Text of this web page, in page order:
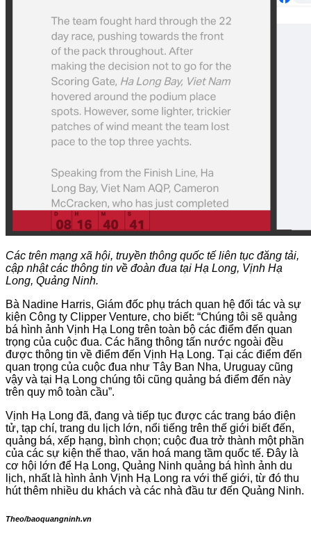
Các trên mạng xã hội, truyền thông quốc tế liên tục đăng tải,
cập nhật các thông tin về đoàn đua tại Hạ Long, Vịnh Hạ
Long, Quảng Ninh.
Bà Nadine Harris, Giám đốc phụ trách quan hệ đối tác và sự
kiện Công ty Clipper Venture, cho biết: “Chúng tôi sẽ quảng
bá hình ảnh Vịnh Hạ Long trên toàn bộ các điểm đến quan
trọng của cuộc đua. Các hãng thông tấn nước ngoài đều
được thông tin về điểm đến Vịnh Hạ Long. Tại các điểm đến
quan trọng của cuộc đua như Tây Ban Nha, Uruguay cũng
vậy và tại Hạ Long chúng tôi cũng quảng bá điểm đến này
trên quy mô toàn cầu”.
Vịnh Hạ Long đã, đang và tiếp tục được các trang báo điện
tử, tạp chí, trang du lịch lớn, nổi tiếng trên thế giới biết đến,
quảng bá, xếp hạng, bình chọn; cuộc đua trở thành một phần
của các sự kiện thể thao, văn hoá mang tầm quốc tế. Đây là
cơ hội lớn để Hạ Long, Quảng Ninh quảng bá hình ảnh du
lịch, nhất là hình ảnh Vịnh Hạ Long ra với thế giới, từ đó thu
hút thêm nhiều du khách và các nhà đầu tư đến Quảng Ninh.
Theo/baoquangninh.vn